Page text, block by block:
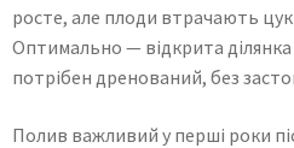
росте, але плоди втрачають
Оптимально — відкрита ділянка
потрібен дренований, без
Полив важливий у перші роки